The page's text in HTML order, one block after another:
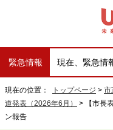
緊急情報 現在、緊急情
現在の位置： トップページ > 市
道発表（2026年6月）
> 【市⻑
ン報告